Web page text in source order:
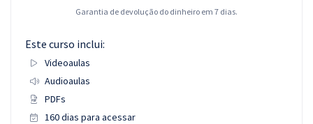
Garantia de devolução do dinheiro em 7 dias.
Este curso inclui:
Videoaulas
Audioaulas
PDFs
160 dias para acessar